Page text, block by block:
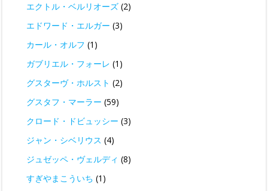
エクトル・ベルリオーズ (2)
エドワード・エルガー (3)
カール・オルフ (1)
ガブリエル・フォーレ (1)
グスターヴ・ホルスト (2)
グスタフ・マーラー (59)
クロード・ドビュッシー (3)
ジャン・シベリウス (4)
ジュゼッペ・ヴェルディ (8)
すぎやまこういち (1)